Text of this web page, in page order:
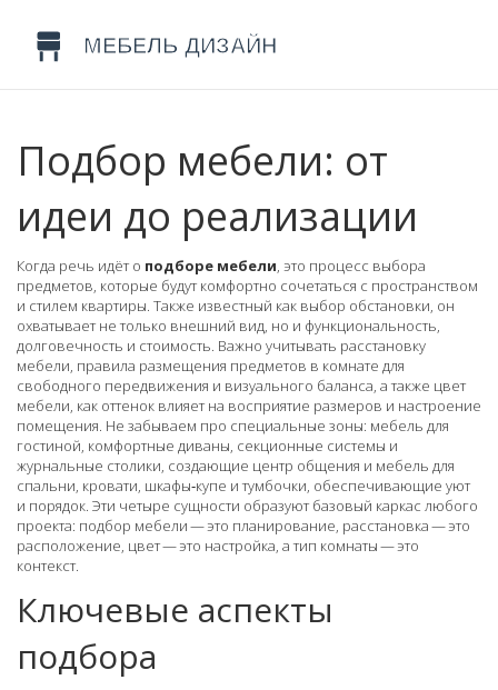
Подбор мебели: от
идеи до реализации
Когда речь идёт о подборе мебели, это процесс выбора
предметов, которые будут комфортно сочетаться с пространством
и стилем квартиры. Также известный как выбор обстановки, он
охватывает не только внешний вид, но и функциональность,
долговечность и стоимость. Важно учитывать расстановку
мебели, правила размещения предметов в комнате для
свободного передвижения и визуального баланса, а также цвет
мебели, как оттенок влияет на восприятие размеров и настроение
помещения. Не забываем про специальные зоны: мебель для
гостиной, комфортные диваны, секционные системы и
журнальные столики, создающие центр общения и мебель для
спальни, кровати, шкафы‑купе и тумбочки, обеспечивающие уют
и порядок. Эти четыре сущности образуют базовый каркас любого
проекта: подбор мебели — это планирование, расстановка — это
расположение, цвет — это настройка, а тип комнаты — это
контекст.
Ключевые аспекты
подбора